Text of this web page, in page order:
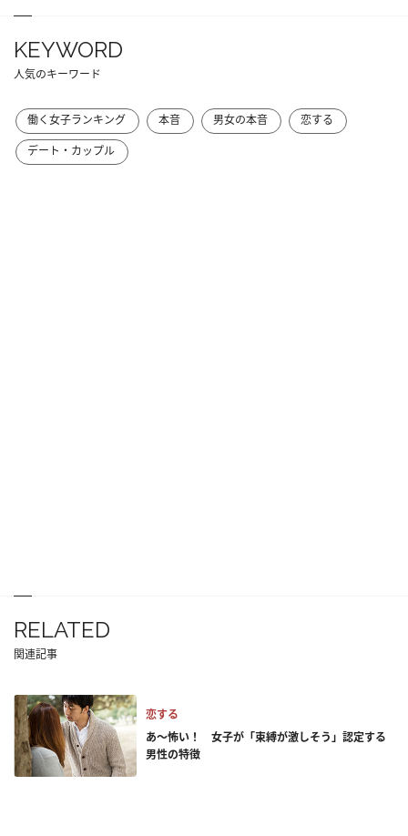
KEYWORD
人気のキーワード
働く女子ランキング 本音 男女の本音
恋する
デート・カップル
RELATED
関連記事
恋する
あ～怖い！ 女子が「束縛が激しそう」認定する
男性の特徴